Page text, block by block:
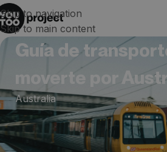
Skip to navigation
Skip to main content
Guía de
moverte por
Australia